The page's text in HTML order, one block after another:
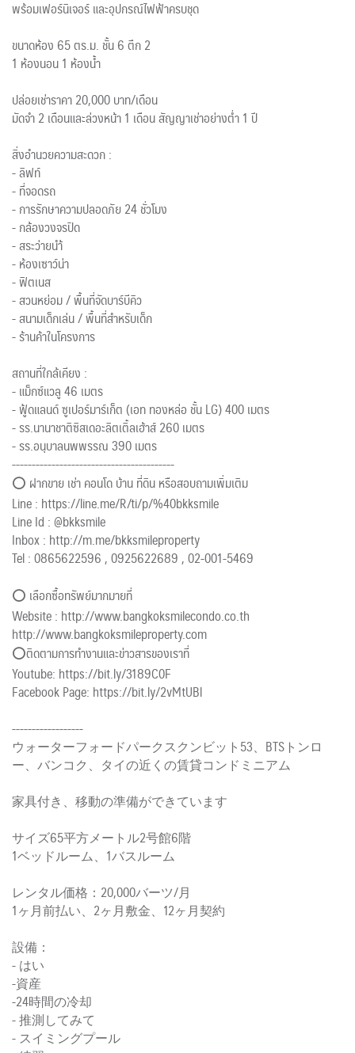
พร้อมเฟอร์นิเจอร์ และอุปกรณ์ไฟฟ้าครบชุด
ขนาดห้อง 65 ตร.ม. ชั้น 6 ตึก 2
1 ห้องนอน 1 ห้องน้ำ
ปล่อยเช่าราคา 20,000 บาท/เดือน
มัดจำ 2 เดือนและล่วงหน้า 1 เดือน สัญญาเช่าอย่างต่ำ 1 ปี
สิ่งอำนวยความสะดวก :
- ลิฟท์
- ที่จอดรถ
- การรักษาความปลอดภัย 24 ชั่วโมง
- กล้องวงจรปิด
- สระว่ายนำ้
- ห้องเซาว์น่า
- ฟิตเนส
- สวนหย่อม / พื้นที่จัดบาร์บีคิว
- สนามเด็กเล่น / พื้นที่สำหรับเด็ก
- ร้านค้าในโครงการ
สถานที่ใกล้เคียง :
- แม็กซ์แวลู 46 เมตร
- ฟู้ดแลนด์ ซูเปอร์มาร์เก็ต (เอท ทองหล่อ ชั้น LG) 400 เมตร
- รร.นานาชาติซิสเดอะลิตเติ้ลเฮ้าส์ 260 เมตร
- รร.อนุบาลนพพรรณ 390 เมตร
-----------------------------------------
⭕ ฝากขาย เช่า คอนโด บ้าน ที่ดิน หรือสอบถามเพิ่มเติม
Line : https://line.me/R/ti/p/%40bkksmile
Line Id : @bkksmile
Inbox : http://m.me/bkksmileproperty
Tel : 0865622596 , 0925622689 , 02-001-5469
⭕ เลือกซื้อทรัพย์มากมายที่
Website : http://www.bangkoksmilecondo.co.th
http://www.bangkoksmileproperty.com
⭕️ติดตามการทำงานและข่าวสารของเราที่
Youtube: https://bit.ly/3189C0F
Facebook Page: https://bit.ly/2vMtUBl
------------------
ウォーターフォードパークスクンビット53、BTSトンロ
ー、バンコク、タイの近くの賃貸コンドミニアム
家具付き、移動の準備ができています
サイズ65平方メートル2号館6階
1ベッドルーム、1バスルーム
レンタル価格：20,000バーツ/月
1ヶ月前払い、2ヶ月敷金、12ヶ月契約
設備：
- はい
-資産
-24時間の冷却
- 推測してみて
- スイミングプール